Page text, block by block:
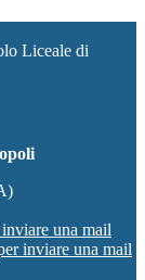
Liceale di
una mail
inviare una mail